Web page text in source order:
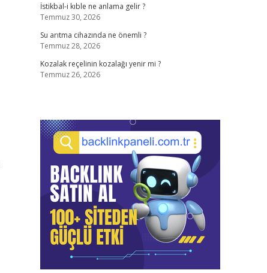
İstikbal-i kıble ne anlama gelir ?
Temmuz 30, 2026
Su arıtma cihazında ne önemli ?
Temmuz 28, 2026
Kozalak reçelinin kozalağı yenir mi ?
Temmuz 26, 2026